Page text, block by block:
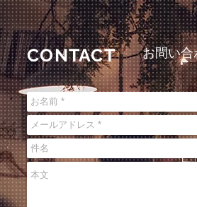
CONTACT お​問い合